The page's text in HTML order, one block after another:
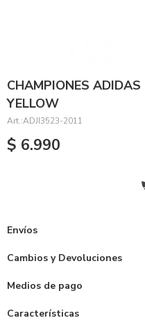
CHAMPIONES
YELLOW
ADJI3523-2011
$ 6.990
Envíos
Cambios y Devoluciones
Medios de pago
Características